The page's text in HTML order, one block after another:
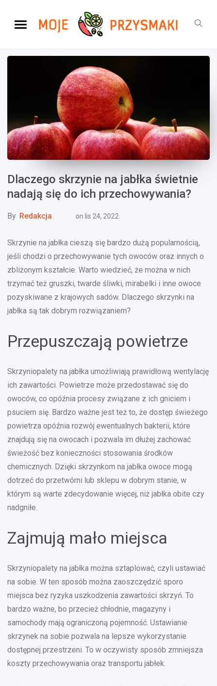
Dlaczego skrzynie na jabłka świetnie
nadają się do ich przechowywania?
By Redakcja on lis 24, 2022
Skrzynie na jabłka cieszą się bardzo dużą popularnością,
jeśli chodzi o przechowywanie tych owoców oraz innych o
zbliżonym kształcie. Warto wiedzieć, że można w nich
trzymać też gruszki, twarde śliwki, mirabelki i inne owoce
pozyskiwane z krajowych sadów. Dlaczego skrzynki na
jabłka są tak dobrym rozwiązaniem?
Przepuszczają powietrze
Skrzyniopalety na jabłka umożliwiają prawidłową wentylację
ich zawartości. Powietrze może przedostawać się do
owoców, co opóźnia procesy związane z ich gniciem i
psuciem się. Bardzo ważne jest też to, że dostęp świeżego
powietrza opóźnia rozwój ewentualnych bakterii, które
znajdują się na owocach i pozwala im dłużej zachować
świeżość bez konieczności stosowania środków
chemicznych. Dzięki skrzynkom na jabłka owoce mogą
dotrzeć do przetwórni lub sklepu w dobrym stanie, w
którym są warte zdecydowanie więcej, niż jabłka obite czy
nadgniłe.
Zajmują mało miejsca
Skrzyniopalety na jabłka można sztaplować, czyli ustawiać
na sobie. W ten sposób można zaoszczędzić sporo
miejsca bez ryzyka uszkodzenia zawartości skrzyń. To
bardzo ważne, bo przecież chłodnie, magazyny i
samochody mają ograniczoną pojemność. Ustawianie
skrzynek na sobie pozwala na lepsze wykorzystanie
dostępnej przestrzeni. To w oczywisty sposób zmniejsza
koszty przechowywania oraz transportu jabłek.